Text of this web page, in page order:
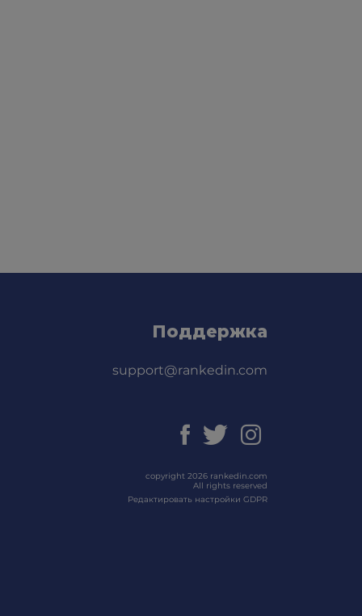
Поддержка
support@rankedin.com
copyright 2026 rankedin.com
All rights reserved
Редактировать настройки GDPR